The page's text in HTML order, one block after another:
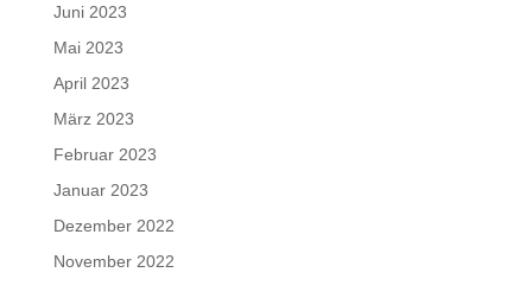
Juni 2023
Mai 2023
April 2023
März 2023
Februar 2023
Januar 2023
Dezember 2022
November 2022